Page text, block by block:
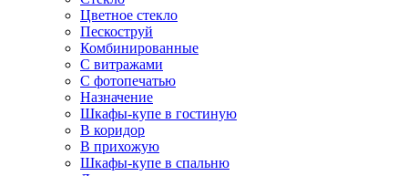
Цветное стекло
Пескоструй
Комбинированные
С витражами
С фотопечатью
Назначение
Шкафы-купе в гостиную
В коридор
В прихожую
Шкафы-купе в спальню